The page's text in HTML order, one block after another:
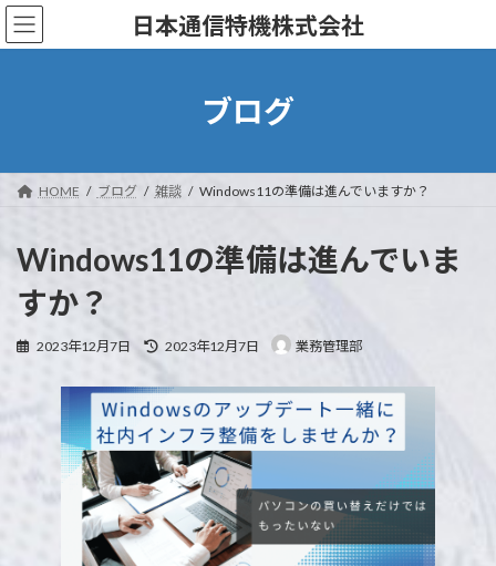
コ
ン
テ
ナ
ビ
ゲ
日本通信特機株式会社
ブログ
HOME ブログ 雑談 Windows11の準備は進んでいますか？
Windows11の準備は進んでいま
すか？
2023年12月7日
最
新
日
時
:
2023年12月7日 業務管理部